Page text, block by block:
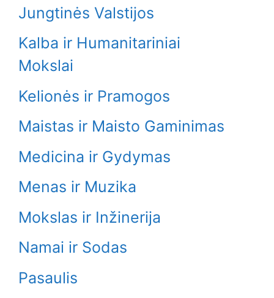
Jungtinės Valstijos
Kalba ir Humanitariniai
Mokslai
Kelionės ir Pramogos
Maistas ir Maisto Gaminimas
Medicina ir Gydymas
Menas ir Muzika
Mokslas ir Inžinerija
Namai ir Sodas
Pasaulis